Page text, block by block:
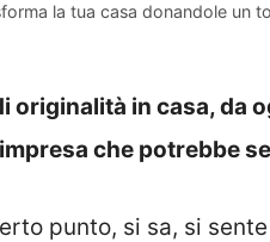
la tua casa donandole un
originalità in casa, da
che potrebbe
punto, si sa, si